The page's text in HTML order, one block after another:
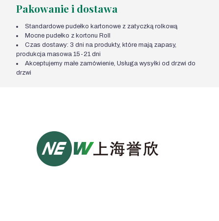
Pakowanie i dostawa
Standardowe pudełko kartonowe z zatyczką rolkową
Mocne pudełko z kortonu Roll
Czas dostawy: 3 dni na produkty, które mają zapasy,
produkcja masowa 15-21 dni
Akceptujemy małe zamówienie, Usługa wysyłki od drzwi do
drzwi